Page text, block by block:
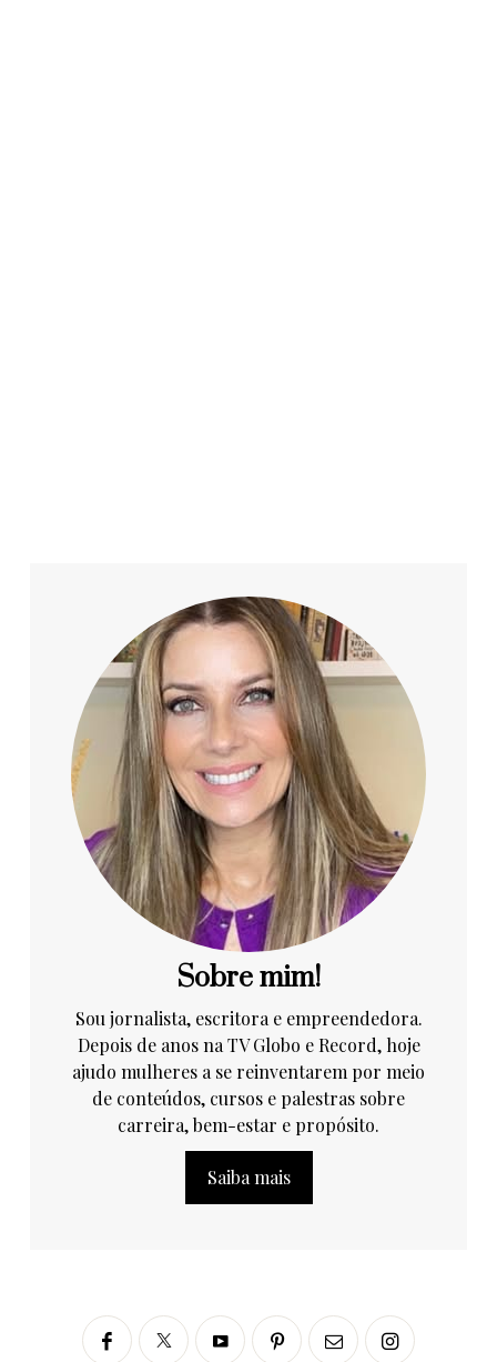
Sobre mim!
Sou jornalista, escritora e empreendedora.
Depois de anos na TV Globo e Record, hoje
ajudo mulheres a se reinventarem por meio
de conteúdos, cursos e palestras sobre
carreira, bem-estar e propósito.
Saiba mais